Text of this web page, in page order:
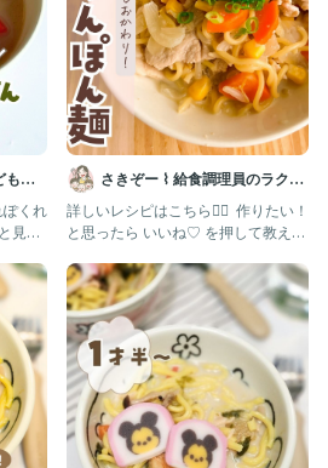
で、麺を入れる前に別で取り分けてス
いです😋
、分離しやすいので弱火でコトコト煮
けて、レンジで1分程温めてほぐして
、お子様に合わせて2〜3等分する。
ーーーーーー
がとうございます✨
° を発信中！
もご
見逃
さきぞー ⌇ 給食調理員のラクう
ま幼児食
詳しいレシピはこちら💁‍♀️ ⁡ 作りたい！
と思ったら いいね♡ を押して教えて